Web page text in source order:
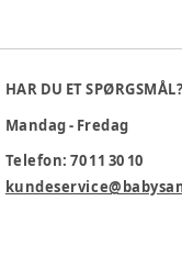
HAR DU ET
Mandag - Fredag
Telefon: 70 11 30 10